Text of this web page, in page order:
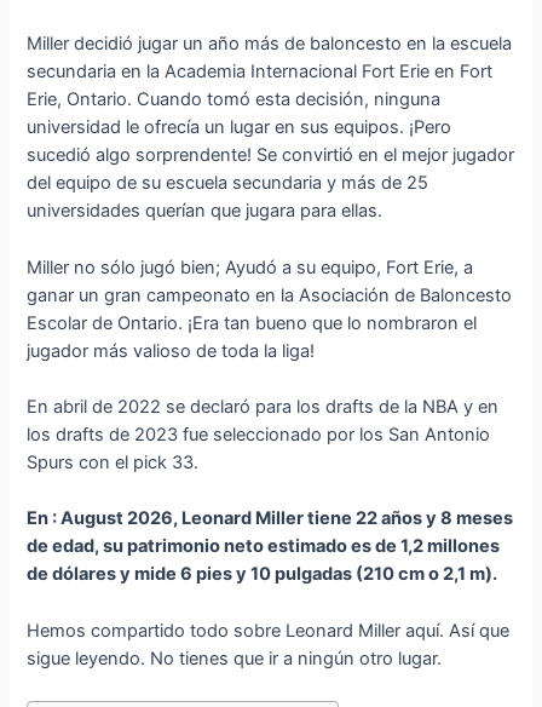
Miller decidió jugar un año más de baloncesto en la escuela
secundaria en la Academia Internacional Fort Erie en Fort
Erie, Ontario. Cuando tomó esta decisión, ninguna
universidad le ofrecía un lugar en sus equipos. ¡Pero
sucedió algo sorprendente! Se convirtió en el mejor jugador
del equipo de su escuela secundaria y más de 25
universidades querían que jugara para ellas.
Miller no sólo jugó bien; Ayudó a su equipo, Fort Erie, a
ganar un gran campeonato en la Asociación de Baloncesto
Escolar de Ontario. ¡Era tan bueno que lo nombraron el
jugador más valioso de toda la liga!
En abril de 2022 se declaró para los drafts de la NBA y en
los drafts de 2023 fue seleccionado por los San Antonio
Spurs con el pick 33.
En : August 2026, Leonard Miller tiene 22 años y 8 meses
de edad, su patrimonio neto estimado es de 1,2 millones
de dólares y mide 6 pies y 10 pulgadas (210 cm o 2,1 m).
Hemos compartido todo sobre Leonard Miller aquí. Así que
sigue leyendo. No tienes que ir a ningún otro lugar.